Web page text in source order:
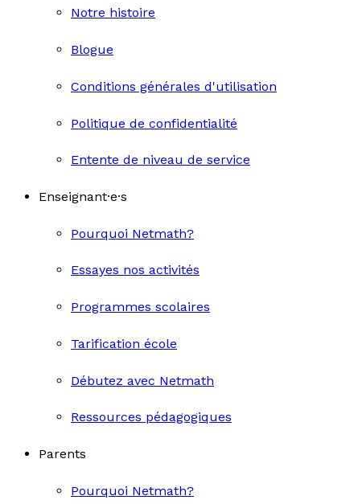
Notre histoire
Blogue
Conditions générales d'utilisation
Politique de confidentialité
Entente de niveau de service
Enseignant·e·s
Pourquoi Netmath?
Essayes nos activités
Programmes scolaires
Tarification école
Débutez avec Netmath
Ressources pédagogiques
Parents
Pourquoi Netmath?